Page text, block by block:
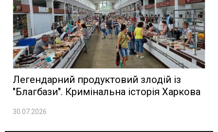
Легендарний продуктовий злодій із
"Благбази". Кримінальна історія Харкова
30.07.2026